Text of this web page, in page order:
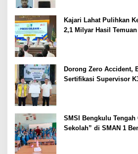
Kajari Lahat Pulihkan
2,1 Milyar Hasil Temuan
Dorong Zero Accident,
Sertifikasi Supervisor
SMSI Bengkulu
Sekolah” di SMAN 1